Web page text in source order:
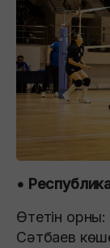
•
Өтетін
Сәтбаев